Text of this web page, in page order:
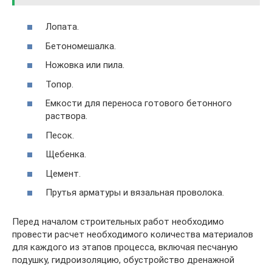
Лопата.
Бетономешалка.
Ножовка или пила.
Топор.
Емкости для переноса готового бетонного
раствора.
Песок.
Щебенка.
Цемент.
Прутья арматуры и вязальная проволока.
Перед началом строительных работ необходимо
провести расчет необходимого количества материалов
для каждого из этапов процесса, включая песчаную
подушку, гидроизоляцию, обустройство дренажной